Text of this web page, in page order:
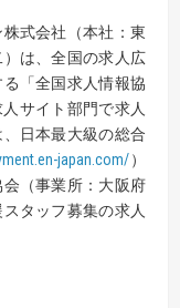
式会社（本社：東
は、全国の求人広
「全国求人情報協
サイト部門で求人
日本最大級の総合
japan.com/）
（事業所：大阪府
タッフ募集の求人